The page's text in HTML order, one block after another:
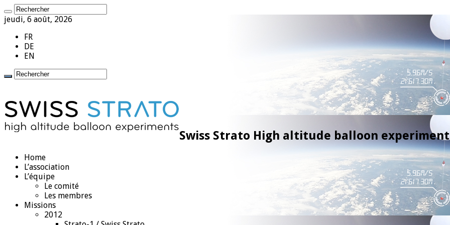
jeudi, 6 août, 2026
FR
DE
EN
Swiss Strato High altitude balloon
Home
L’association
L’équipe
Le comité
Les membres
Missions
2012